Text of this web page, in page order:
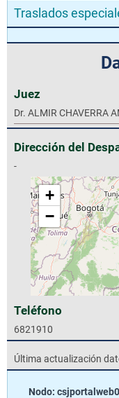
Traslados
Juez
Dr. ALMIR CHAVERRA
Dirección del
-
+
−
Teléfono
6821910
Última actualización
Nodo: